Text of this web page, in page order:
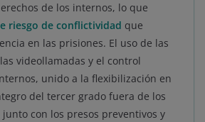
de los internos, lo que
riesgo de conflictividad que
en las prisiones. El uso de las
videollamadas y el control
unido a la flexibilización en
del tercer grado fuera de los
con los presos preventivos y